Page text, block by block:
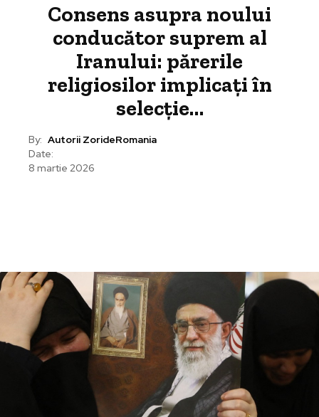
Consens asupra noului
conducător suprem al
Iranului: părerile
religiosilor implicați în
selecție…
By: Autorii ZorideRomania
Date:
8 martie 2026